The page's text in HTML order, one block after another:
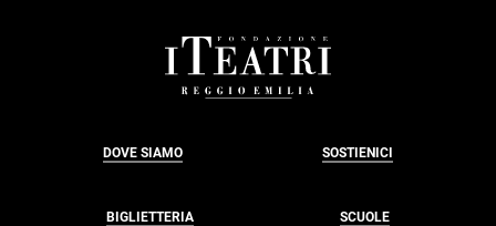
DOVE SIAMO SOSTIENICI
BIGLIETTERIA SCUOLE